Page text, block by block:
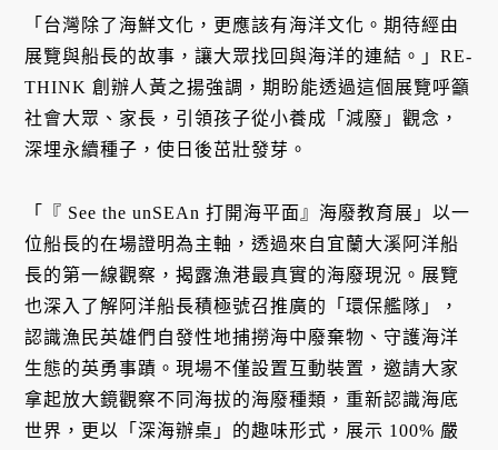
「台灣除了海鮮文化，更應該有海洋文化。期待經由
展覽與船長的故事，讓大眾找回與海洋的連結。」RE-
THINK 創辦人黃之揚強調，期盼能透過這個展覽呼籲
社會大眾、家長，引領孩子從小養成「減廢」觀念，
深埋永續種子，使日後茁壯發芽。
「『 See the unSEAn 打開海平面』海廢教育展」以一
位船長的在場證明為主軸，透過來自宜蘭大溪阿洋船
長的第一線觀察，揭露漁港最真實的海廢現況。展覽
也深入了解阿洋船長積極號召推廣的「環保艦隊」，
認識漁民英雄們自發性地捕撈海中廢棄物、守護海洋
生態的英勇事蹟。現場不僅設置互動裝置，邀請大家
拿起放大鏡觀察不同海拔的海廢種類，重新認識海底
世界，更以「深海辦桌」的趣味形式，展示 100% 嚴